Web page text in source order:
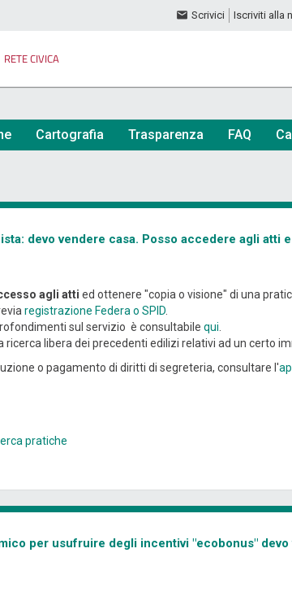
Scrivici Iscriviti alla
RETE CIVICA
Cartografia Trasparenza FAQ
devo vendere casa. Posso accedere agli atti
agli atti ed ottenere "copia o visione" di una
registrazione Federa o SPID
sul servizio è consultabile qui
libera dei precedenti edilizi relativi ad un certo
o pagamento di diritti di segreteria, consultare l'
pratiche
per usufruire degli incentivi "ecobonus"